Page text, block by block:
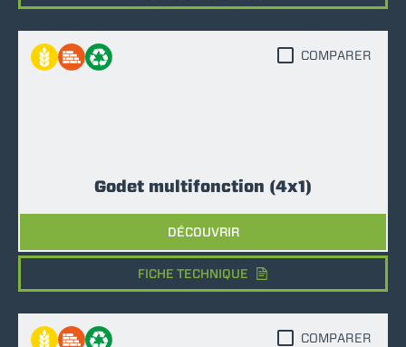
Godet multifonction (4x1)
DÉCOUVRIR
COMPARER
FICHE TECHNIQUE
COMPARER